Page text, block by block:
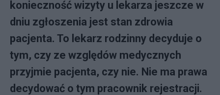
konieczność wizyty u lekarza jeszcze w
dniu zgłoszenia jest stan zdrowia
pacjenta. To lekarz rodzinny decyduje o
tym, czy ze względów medycznych
przyjmie pacjenta, czy nie. Nie ma prawa
decydować o tym pracownik rejestracji.